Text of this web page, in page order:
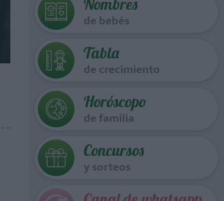
de bebés
Tabla
de crecimiento
Horóscopo
de familia
Concursos
y sorteos